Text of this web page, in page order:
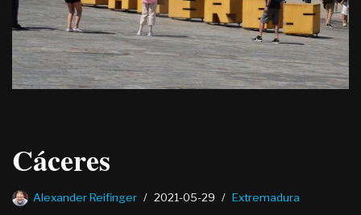
Cáceres
Alexander Reifinger 2021-05-29 Extremadura